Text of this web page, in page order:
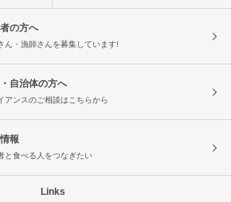
の方へ
ん・漁師さんを募集しています!
自治体の方へ
アンスのご相談はこちらから
報
と食べる人をつなぎたい
Links